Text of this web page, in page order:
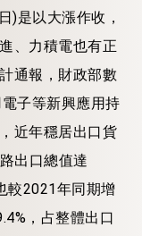
)是以大漲作收，
、力積電也有正
通報，財政部數
子等新興應用持
近年穩居出口貨
出口總值達
較2021年同期增
，占整體出口